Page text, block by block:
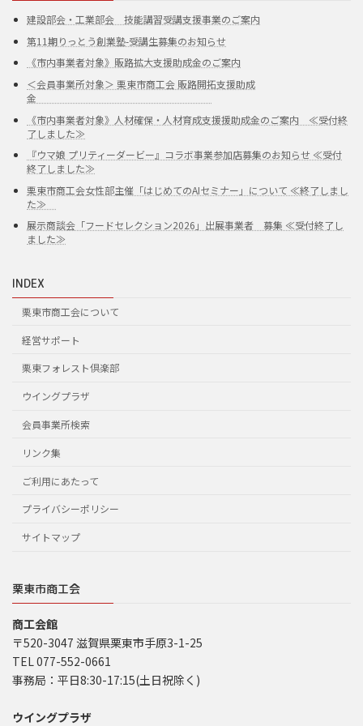
建設部会・工業部会 技能講習受講支援事業のご案内
第11期りっとう創業塾-受講生募集のお知らせ
《市内事業者対象》販路拡大支援助成金のご案内
＜会員事業所対象＞ 栗東市商工会 販路開拓支援助成
金
《市内事業者対象》人材確保・人材育成支援援助成金のご案内 ≪受付終
了しました≫
『ウマ娘 プリティーダービー』コラボ事業参加店募集のお知らせ ≪受付
終了しました≫
栗東市商工会女性部主催「はじめてのAIセミナー」について ≪終了しまし
た≫
展示商談会「フードセレクション2026」出展事業者 募集 ≪受付終了し
ました≫
INDEX
栗東市商工会について
経営サポート
栗東フォレスト倶楽部
ウイングプラザ
会員事業所検索
リンク集
ご利用にあたって
プライバシーポリシー
サイトマップ
栗東市商工会
商工会館
〒520-3047 滋賀県栗東市手原3-1-25
TEL 077-552-0661
事務局：平日8:30-17:15(土日祝除く)
ウイングプラザ